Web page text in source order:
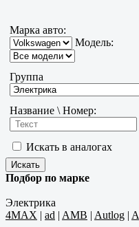
Марка авто:
Модель:
Группа
Название \ Номер:
Искать в аналогах
Подбор по марке
Электрика
4MAX | ad | AMB | Autlog |